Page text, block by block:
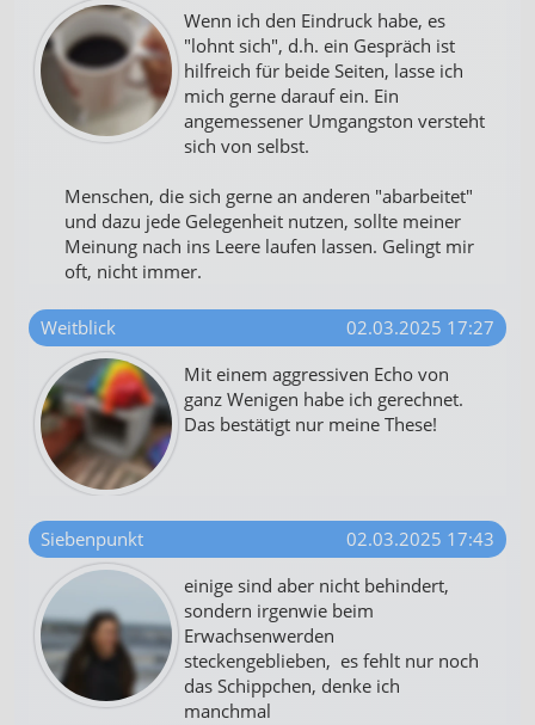
Performance
Funktional
Werbung
Wenn ich den Eindruck habe, es
"lohnt sich", d.h. ein Gespräch ist
hilfreich für beide Seiten, lasse ich
mich gerne darauf ein. Ein
angemessener Umgangston versteht
sich von selbst.
Menschen, die sich gerne an anderen "abarbeitet"
und dazu jede Gelegenheit nutzen, sollte meiner
Meinung nach ins Leere laufen lassen. Gelingt mir
oft, nicht immer.
Weitblick
02.03.2025 17:27
Mit einem aggressiven Echo von
ganz Wenigen habe ich gerechnet.
Das bestätigt nur meine These!
Siebenpunkt
02.03.2025 17:43
einige sind aber nicht behindert,
sondern irgenwie beim
Erwachsenwerden
steckengeblieben, es fehlt nur noch
das Schippchen, denke ich
manchmal